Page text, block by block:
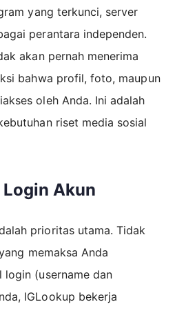
yang terkunci, server
perantara independen.
akan pernah menerima
bahwa profil, foto, maupun
oleh Anda. Ini adalah
riset media sosial
Login Akun
prioritas utama. Tidak
memaksa Anda
login (username dan
IGLookup bekerja